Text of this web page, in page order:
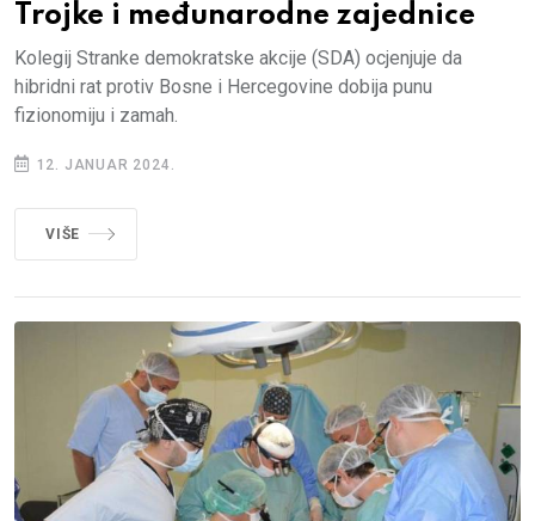
Trojke i međunarodne zajednice
Kolegij Stranke demokratske akcije (SDA) ocjenjuje da
hibridni rat protiv Bosne i Hercegovine dobija punu
fizionomiju i zamah.
12. JANUAR 2024.
VIŠE